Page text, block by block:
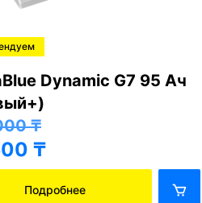
Dynamic G7 95 Ач
₸
₸
Подробнее